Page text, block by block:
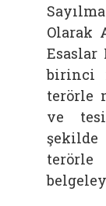
Olarak
Esaslar
birinci
terörle
ve
şekilde